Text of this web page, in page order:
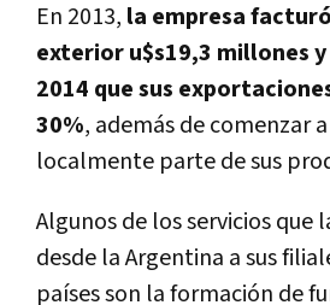
En 2013, la empresa
exterior u$s19,3 millones
2014 que sus
30%, además de comenzar
localmente parte de sus
Algunos de los servicios que
desde la Argentina a sus
países son la formación de